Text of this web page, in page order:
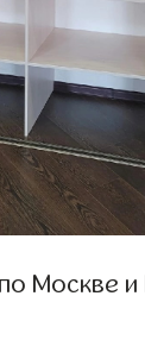
Москве